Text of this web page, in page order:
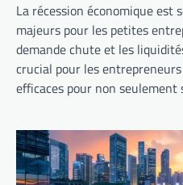
La récession économique est
majeurs pour les petites
demande chute et les
crucial pour les
efficaces pour non